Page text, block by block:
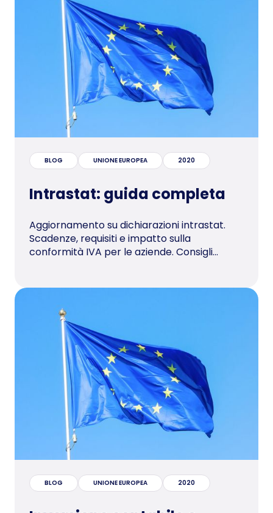
BLOG UNIONE EUROPEA 2020
Intrastat: guida completa
Aggiornamento su dichiarazioni intrastat.
Scadenze, requisiti e impatto sulla
conformità IVA per le aziende. Consigli...
BLOG UNIONE EUROPEA 2020